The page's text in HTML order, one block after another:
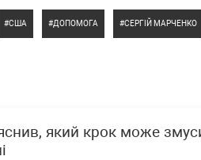
США ДОПОМОГА СЕРГІЙ МАРЧЕНКО
який крок може